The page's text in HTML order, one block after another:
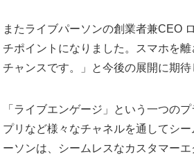
またライブパーソンの創業者兼CEO
チポイントになりました。スマホを
チャンスです。」と今後の展開に期待
「ライブエンゲージ」という一つの
プリなど様々なチャネルを通してシ
ーソンは、シームレスなカスタマー